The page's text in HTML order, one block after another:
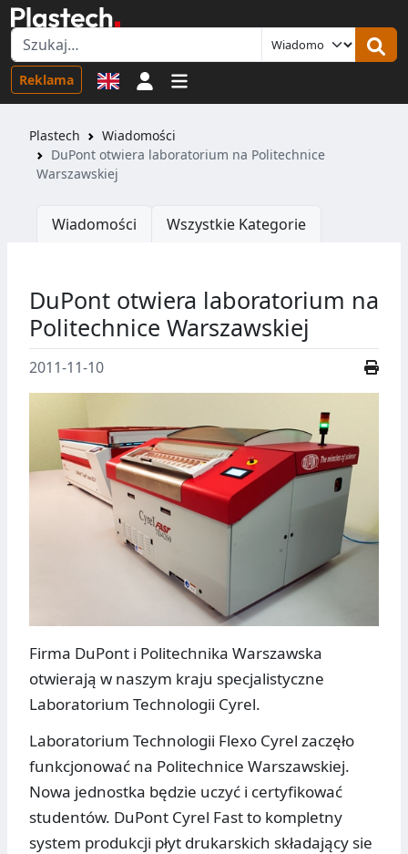
Reklama Logowanie
Plastech
Wiadomości
DuPont otwiera laboratorium na Politechnice
Warszawskiej
Wiadomości Wszystkie Kategorie
DuPont otwiera laboratorium na
Politechnice Warszawskiej
2011-11-10
Firma DuPont i Politechnika Warszawska
otwierają w naszym kraju specjalistyczne
Laboratorium Technologii Cyrel.
Laboratorium Technologii Flexo Cyrel zaczęło
funkcjonować na Politechnice Warszawskiej.
Nowa jednostka będzie uczyć i certyfikować
studentów. DuPont Cyrel Fast to kompletny
system produkcji płyt drukarskich składający sie